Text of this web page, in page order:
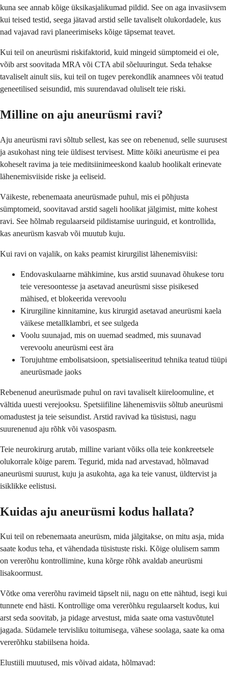
kuna see annab kõige üksikasjalikumad pildid. See on aga invasiivsem
kui teised testid, seega jätavad arstid selle tavaliselt olukordadele, kus
nad vajavad ravi planeerimiseks kõige täpsemat teavet.
Kui teil on aneurüsmi riskifaktorid, kuid mingeid sümptomeid ei ole,
võib arst soovitada MRA või CTA abil sõeluuringut. Seda tehakse
tavaliselt ainult siis, kui teil on tugev perekondlik anamnees või teatud
geneetilised seisundid, mis suurendavad oluliselt teie riski.
Milline on aju aneurüsmi ravi?
Aju aneurüsmi ravi sõltub sellest, kas see on rebenenud, selle suurusest
ja asukohast ning teie üldisest tervisest. Mitte kõiki aneurüsme ei pea
koheselt ravima ja teie meditsiinimeeskond kaalub hoolikalt erinevate
lähenemisviiside riske ja eeliseid.
Väikeste, rebenemaata aneurüsmade puhul, mis ei põhjusta
sümptomeid, soovitavad arstid sageli hoolikat jälgimist, mitte kohest
ravi. See hõlmab regulaarseid pildistamise uuringuid, et kontrollida,
kas aneurüsm kasvab või muutub kuju.
Kui ravi on vajalik, on kaks peamist kirurgilist lähenemisviisi:
Endovaskulaarne mähkimine, kus arstid suunavad õhukese toru
teie veresoontesse ja asetavad aneurüsmi sisse pisikesed
mähised, et blokeerida verevoolu
Kirurgiline kinnitamine, kus kirurgid asetavad aneurüsmi kaela
väikese metallklambri, et see sulgeda
Voolu suunajad, mis on uuemad seadmed, mis suunavad
verevoolu aneurüsmi eest ära
Torujuhtme embolisatsioon, spetsialiseeritud tehnika teatud tüüpi
aneurüsmade jaoks
Rebenenud aneurüsmade puhul on ravi tavaliselt kiireloomuline, et
vältida uuesti verejooksu. Spetsiifiline lähenemisviis sõltub aneurüsmi
omadustest ja teie seisundist. Arstid ravivad ka tüsistusi, nagu
suurenenud aju rõhk või vasospasm.
Teie neurokirurg arutab, milline variant võiks olla teie konkreetsele
olukorrale kõige parem. Tegurid, mida nad arvestavad, hõlmavad
aneurüsmi suurust, kuju ja asukohta, aga ka teie vanust, üldtervist ja
isiklikke eelistusi.
Kuidas aju aneurüsmi kodus hallata?
Kui teil on rebenemaata aneurüsm, mida jälgitakse, on mitu asja, mida
saate kodus teha, et vähendada tüsistuste riski. Kõige olulisem samm
on vererõhu kontrollimine, kuna kõrge rõhk avaldab aneurüsmi
lisakoormust.
Võtke oma vererõhu ravimeid täpselt nii, nagu on ette nähtud, isegi kui
tunnete end hästi. Kontrollige oma vererõhku regulaarselt kodus, kui
arst seda soovitab, ja pidage arvestust, mida saate oma vastuvõtutel
jagada. Südamele tervisliku toitumisega, vähese soolaga, saate ka oma
vererõhku stabiilsena hoida.
Elustiili muutused, mis võivad aidata, hõlmavad: